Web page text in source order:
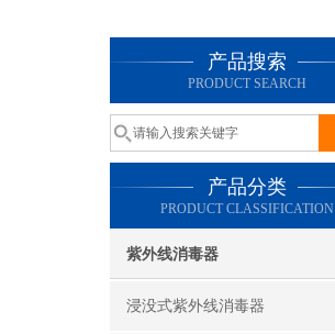
产品搜索
PRODUCT SEARCH
产品分类
PRODUCT CLASSIFICATION
紫外线消毒器
浸没式紫外线消毒器